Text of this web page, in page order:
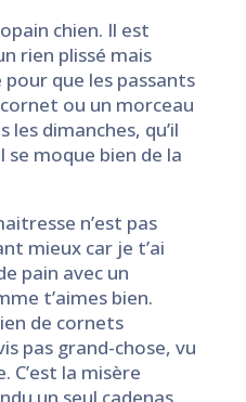
chien. Il est
rien plissé mais
que les passants
ou un morceau
les dimanches, qu’il
se moque bien de la
n’est pas
mieux car je t’ai
pain avec un
t’aimes bien.
de cornets
pas grand-chose, vu
C’est la misère
un seul cadenas.